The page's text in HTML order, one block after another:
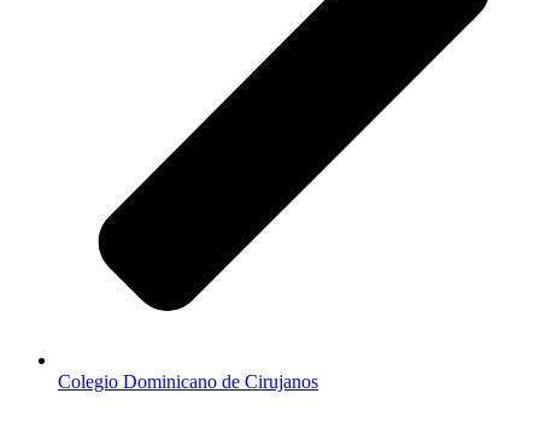
Colegio Dominicano de Cirujanos